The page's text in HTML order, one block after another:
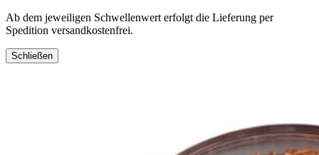
Ab dem jeweiligen Schwellenwert erfolgt die Lieferung per
Spedition versandkostenfrei.
Schließen